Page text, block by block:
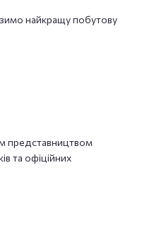
найкращу побутову
представництвом
та офіційних